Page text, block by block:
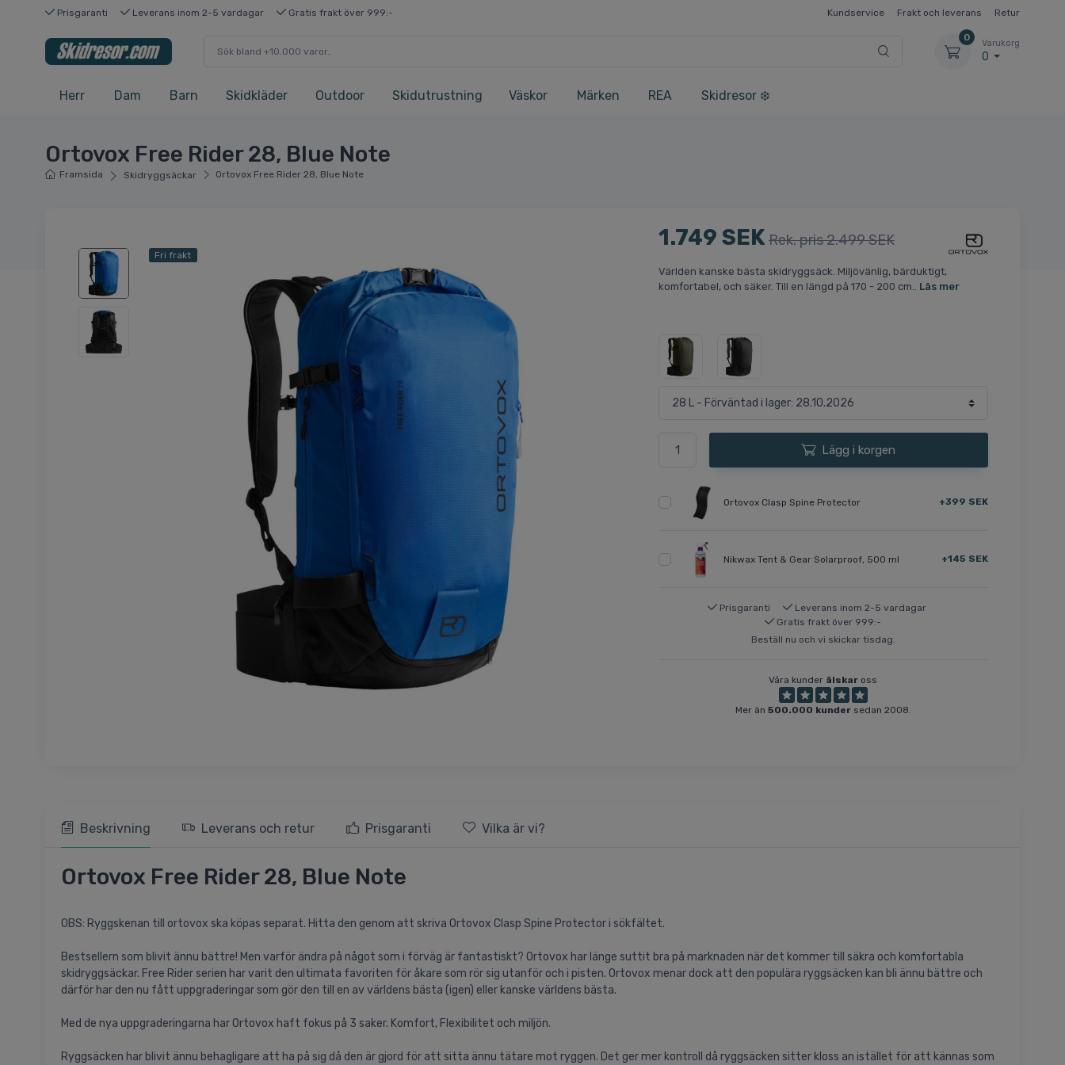
Prisgaranti Leverans inom 2-5 vardagar Gratis frakt över 999:- Kundservice Frakt och leverans Retur
0
Varukorg
0
Herr Dam Barn Skidkläder Outdoor Skidutrustning Väskor Märken REA Skidresor ❄️
Ortovox Free Rider 28, Blue Note
Framsida Skidryggsäckar Ortovox Free Rider 28, Blue Note
Fri frakt
1.749 SEK Rek. pris 2.499 SEK
Världen kanske bästa skidryggsäck. Miljövänlig, bärduktigt,
komfortabel, och säker. Till en längd på 170 - 200 cm.. Läs mer
Lägg i korgen
Ortovox Clasp Spine Protector +399 SEK
Nikwax Tent & Gear Solarproof, 500 ml +145 SEK
Prisgaranti
Leverans inom 2-5 vardagar
Gratis frakt över 999:-
Beställ nu och vi skickar tisdag.
Våra kunder älskar oss
Mer än 500.000 kundersedan 2008.
Beskrivning Leverans och retur Prisgaranti Vilka är vi?
Ortovox Free Rider 28, Blue Note
OBS: Ryggskenan till ortovox ska köpas separat. Hitta den genom att skriva Ortovox Clasp Spine Protector i sökfältet.
Bestsellern som blivit ännu bättre! Men varför ändra på något som i förväg är fantastiskt? Ortovox har länge suttit bra på marknaden när det kommer till säkra och komfortabla
skidryggsäckar. Free Rider serien har varit den ultimata favoriten för åkare som rör sig utanför och i pisten. Ortovox menar dock att den populära ryggsäcken kan bli ännu bättre och
därför har den nu fått uppgraderingar som gör den till en av världens bästa (igen) eller kanske världens bästa.
Med de nya uppgraderingarna har Ortovox haft fokus på 3 saker. Komfort, Flexibilitet och miljön.
Ryggsäcken har blivit ännu behagligare att ha på sig då den är gjord för att sitta ännu tätare mot ryggen. Det ger mer kontroll då ryggsäcken sitter kloss an istället för att kännas som